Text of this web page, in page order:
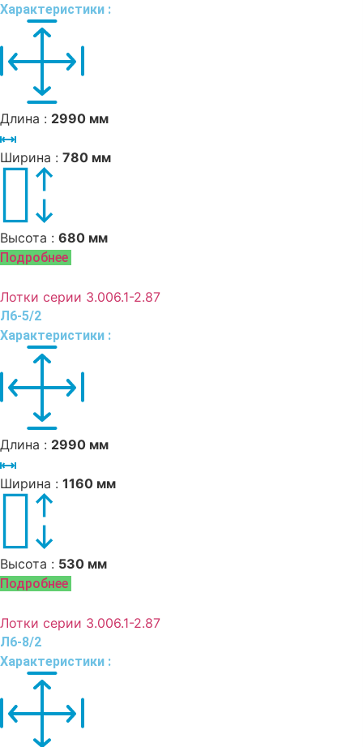
Характеристики :
Длина : 2990 мм
Ширина : 780 мм
Высота : 680 мм
Подробнее
Лотки серии 3.006.1-2.87
Л6-5/2
Характеристики :
Длина : 2990 мм
Ширина : 1160 мм
Высота : 530 мм
Подробнее
Лотки серии 3.006.1-2.87
Л6-8/2
Характеристики :